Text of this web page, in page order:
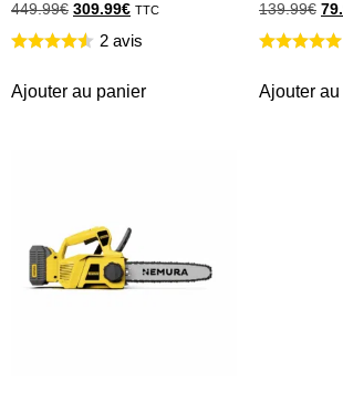
449.99€ 309.99€ TTC
2 avis
Ajouter au panier
139.99€
Ajouter